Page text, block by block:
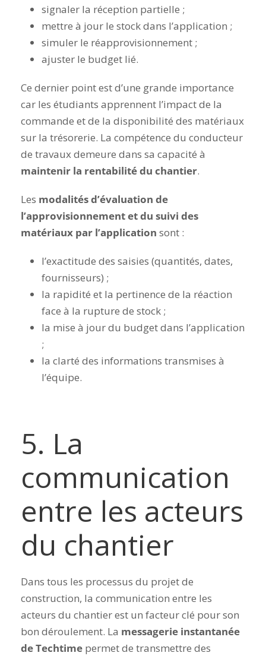
signaler la réception partielle ;
mettre à jour le stock dans l’application ;
simuler le réapprovisionnement ;
ajuster le budget lié.
Ce dernier point est d’une grande importance
car les étudiants apprennent l’impact de la
commande et de la disponibilité des matériaux
sur la trésorerie. La compétence du conducteur
de travaux demeure dans sa capacité à
maintenir la rentabilité du chantier.
Les modalités d’évaluation de
l’approvisionnement et du suivi des
matériaux par l’application sont :
l’exactitude des saisies (quantités, dates,
fournisseurs) ;
la rapidité et la pertinence de la réaction
face à la rupture de stock ;
la mise à jour du budget dans l’application
;
la clarté des informations transmises à
l’équipe.
5. La
communication
entre les acteurs
du chantier
Dans tous les processus du projet de
construction, la communication entre les
acteurs du chantier est un facteur clé pour son
bon déroulement. La messagerie instantanée
de Techtime permet de transmettre des